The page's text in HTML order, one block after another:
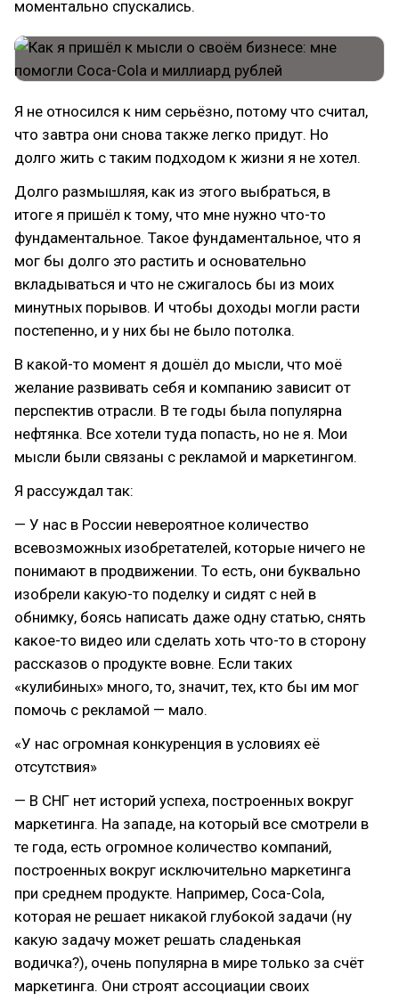
моментально спускались.
Я не относился к ним серьёзно, потому что считал,
что завтра они снова также легко придут. Но
долго жить с таким подходом к жизни я не хотел.
Долго размышляя, как из этого выбраться, в
итоге я пришёл к тому, что мне нужно что-то
фундаментальное. Такое фундаментальное, что я
мог бы долго это растить и основательно
вкладываться и что не сжигалось бы из моих
минутных порывов. И чтобы доходы могли расти
постепенно, и у них бы не было потолка.
В какой-то момент я дошёл до мысли, что моё
желание развивать себя и компанию зависит от
перспектив отрасли. В те годы была популярна
нефтянка. Все хотели туда попасть, но не я. Мои
мысли были связаны с рекламой и маркетингом.
Я рассуждал так:
— У нас в России невероятное количество
всевозможных изобретателей, которые ничего не
понимают в продвижении. То есть, они буквально
изобрели какую-то поделку и сидят с ней в
обнимку, боясь написать даже одну статью, снять
какое-то видео или сделать хоть что-то в сторону
рассказов о продукте вовне. Если таких
«кулибиных» много, то, значит, тех, кто бы им мог
помочь с рекламой — мало.
«У нас огромная конкуренция в условиях её
отсутствия»
— В СНГ нет историй успеха, построенных вокруг
маркетинга. На западе, на который все смотрели в
те года, есть огромное количество компаний,
построенных вокруг исключительно маркетинга
при среднем продукте. Например, Coca-Cola,
которая не решает никакой глубокой задачи (ну
какую задачу может решать сладенькая
водичка?), очень популярна в мире только за счёт
маркетинга. Они строят ассоциации своих